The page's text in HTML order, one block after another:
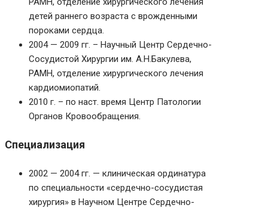
детей раннего возраста с врожденными
пороками сердца.
2004 — 2009 гг. – Научный Центр Сердечно-
Сосудистой Хирургии им. А.Н.Бакулева,
РАМН, отделение хирургического лечения
кардиомиопатий.
2010 г. – по наст. время Центр Патологии
Органов Кровообращения.
Специализация
2002 — 2004 гг. — клиническая ординатура
по специальности «сердечно-сосудистая
хирургия» в Научном Центре Сердечно-